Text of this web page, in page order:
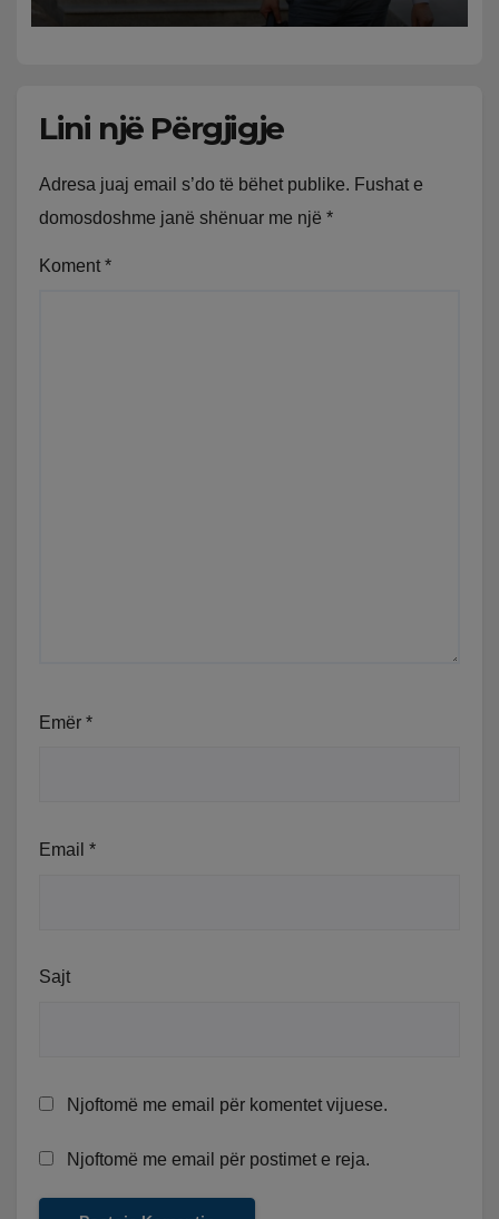
ndryshon masën e arrestit
Lini një Përgjigje
Adresa juaj email s’do të bëhet publike. Fushat e
domosdoshme janë shënuar me një *
Koment *
Emër *
Email *
Sajt
Njoftomë me email për komentet vijuese.
Njoftomë me email për postimet e reja.